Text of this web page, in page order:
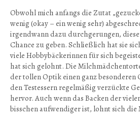
Obwohl mich anfangs die Zutat
wenig (okay – ein wenig sehr)
irgendwann dazu durchgerungen,
Chance zu geben. Schließlich hat sie
viele Hobbybäckerinnen für sich
hat sich gelohnt. Die
der tollen Optik einen ganz besonderen
den Testessern regelmäßig verzückte
hervor. Auch wenn das Backen der
bisschen aufwendiger ist, lohnt sich die